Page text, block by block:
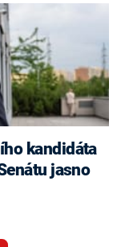
kandidáta
jasno